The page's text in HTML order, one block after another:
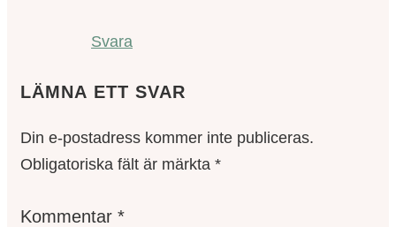
Svara
LÄMNA ETT SVAR
Din e-postadress kommer inte publiceras.
Obligatoriska fält är märkta *
Kommentar *